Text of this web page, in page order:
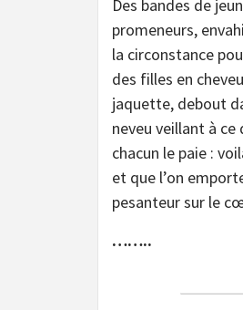
Des bandes de
promeneurs,
la circonstance
des filles en
jaquette, debout
neveu veillant à
chacun le paie :
et que l’on
pesanteur sur le
……..